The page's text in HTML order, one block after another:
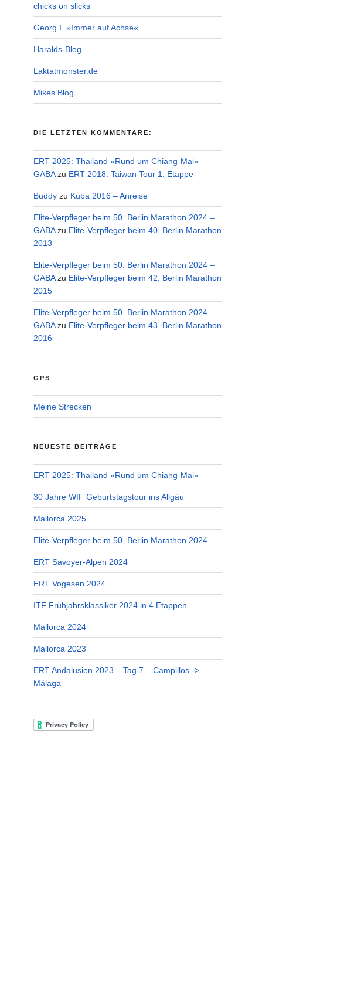
chicks on slicks
Georg I. »Immer auf Achse«
Haralds-Blog
Laktatmonster.de
Mikes Blog
DIE LETZTEN KOMMENTARE:
ERT 2025: Thailand »Rund um Chiang-Mai« –
GABAzu ERT 2018: Taiwan Tour 1. Etappe
Buddyzu Kuba 2016 – Anreise
Elite-Verpfleger beim 50. Berlin Marathon 2024 –
GABAzu Elite-Verpfleger beim 40. Berlin Marathon
2013
Elite-Verpfleger beim 50. Berlin Marathon 2024 –
GABAzu Elite-Verpfleger beim 42. Berlin Marathon
2015
Elite-Verpfleger beim 50. Berlin Marathon 2024 –
GABAzu Elite-Verpfleger beim 43. Berlin Marathon
2016
GPS
Meine Strecken
NEUESTE BEITRÄGE
ERT 2025: Thailand »Rund um Chiang-Mai«
30 Jahre WfF Geburtstagstour ins Allgäu
Mallorca 2025
Elite-Verpfleger beim 50. Berlin Marathon 2024
ERT Savoyer-Alpen 2024
ERT Vogesen 2024
ITF Frühjahrsklassiker 2024 in 4 Etappen
Mallorca 2024
Mallorca 2023
ERT Andalusien 2023 – Tag 7 – Campillos ->
Málaga